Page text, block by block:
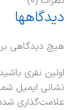
دیدگاهها
هیچ دیدگاهی
اولین نفری
نشانی ایمیل
علامت‌گذاری